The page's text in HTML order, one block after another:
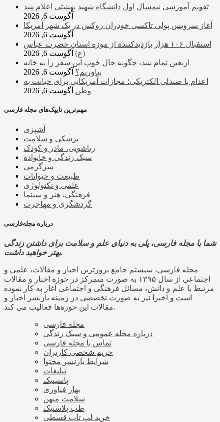
تقویم آموزشی نیمسال اول دانشگاه شهید بهشتی اعلام شد
آگوست 6, 2026
آغاز سرویس پولی تاکسی خودران زوکس در یک شهر آمریکا
آگوست 6, 2026
استقبال ۱۰۶ هزار بازدیدکننده از موزه استان حضرت عباس
(ع) آگوست 6, 2026
اربعین تمام شد، چگونه حال خوب این سفر را به خانه
بیاوریم؟ آگوست 6, 2026
اعدام با صندلی الکتریکی؛ مجازات آمریکایی برای خیانت به
وطن آگوست 6, 2026
مهم‌ترین تایپک‌های مجله فارسی
آشپزی
پزشکی و سلامت
زناشویی، مادر و کودک
سبک زندگی و خانواده
سرگرمی
طبیعت و حیوانات
علمی و تکنولوژی
فرهنگی، هنر و سینما
گردشگری و مهاجرت
درباره مجله‌فارسی
شما با مجله فارسی، پلی به دنیای علم و سلامت برای داشتن زندگی
بهتر خواهید داشت.
مجله فارسی، سیستم جامع بروزترین اخبار و مقالات، علمی و
اجتماعی از سال ۱۳۹۵ به صورت متمرکز در حوزه اخبار و مقالات
مرتبط با علم و دانش، مسائل فرهنگی و اجتماعی آغاز به کار نموده
است و اخیرا نیز به صورت تخصصی در زمینه بازنشر اخبار و
مقالات این حوزه‌ها فعالیت می کند.
مجله فارسی
درباره مجله عمومی و سبک زندگی
تماس با مجله فارسی
حریم شخصی کاربران
شرایط بازنشر محتوا
تبلیغات
پاسینیک
بهار فناوری
سلامت میهن
طب پلاستیک
خرید لپ تاپ قسطی